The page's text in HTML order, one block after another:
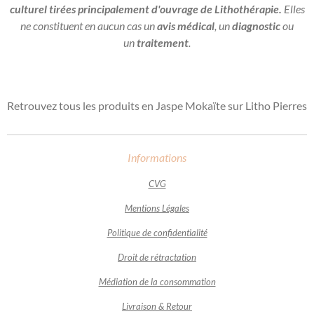
culturel tirées principalement d'ouvrage de Lithothérapie. Elles
ne constituent en aucun cas unavis médical, undiagnosticou
untraitement.
Retrouvez tous les produits en Jaspe Mokaïte sur Litho Pierres
Informations
CVG
Mentions Légales
Politique de confidentialité
Droit de rétractation
Médiation de la consommation
Livraison & Retour